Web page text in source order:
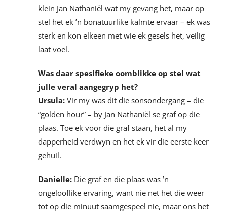
klein Jan Nathaniël wat my gevang het, maar op
stel het ek ’n bonatuurlike kalmte ervaar – ek was
sterk en kon elkeen met wie ek gesels het, veilig
laat voel.
Was daar spesifieke oomblikke op stel wat
julle veral aangegryp het?
Ursula: Vir my was dit die sonsondergang – die
“golden hour” – by Jan Nathaniël se graf op die
plaas. Toe ek voor die graf staan, het al my
dapperheid verdwyn en het ek vir die eerste keer
gehuil.
Danielle:Die graf en die plaas was ’n
ongelooflike ervaring, want nie net het die weer
tot op die minuut saamgespeel nie, maar ons het